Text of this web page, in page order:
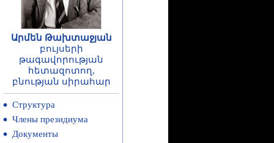
Արմեն Թախտաջյան
բույսերի
թագավորության
հետազոտող,
բնության սիրահար
Структура
Члены президиума
Документы